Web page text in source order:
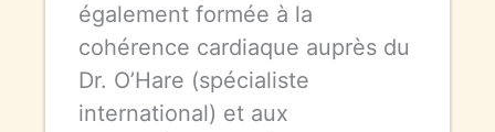
également formée à la
cohérence cardiaque auprès du
Dr. O’Hare (spécialiste
international) et aux